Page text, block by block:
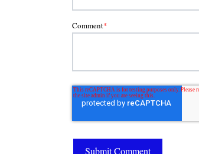
Comment*